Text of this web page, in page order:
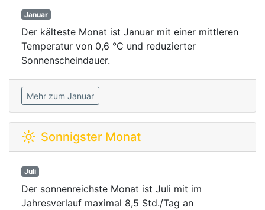
Januar
Der kälteste Monat ist Januar mit einer mittleren
Temperatur von 0,6 °C und reduzierter
Sonnenscheindauer.
Mehr zum Januar
Sonnigster Monat
Juli
Der sonnenreichste Monat ist Juli mit im
Jahresverlauf maximal 8,5 Std./Tag an